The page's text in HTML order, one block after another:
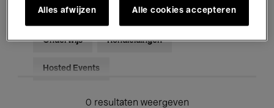
Voor iedereen Kids’ Palace
Onderwijs Rondleidingen
Hosted Events
0 resultaten weergeven
Alles afwijzen Alle cookies accepteren